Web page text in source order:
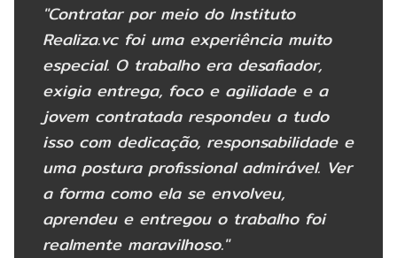
"Contratar por meio do Instituto
Realiza.vc foi uma experiência muito
especial. O trabalho era desafiador,
exigia entrega, foco e agilidade e a
jovem contratada respondeu a tudo
isso com dedicação, responsabilidade e
uma postura profissional admirável. Ver
a forma como ela se envolveu,
aprendeu e entregou o trabalho foi
realmente maravilhoso."